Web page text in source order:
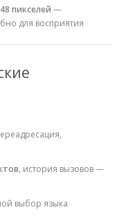
пикселей —
для восприятия
, история вызовов —
выбор языка